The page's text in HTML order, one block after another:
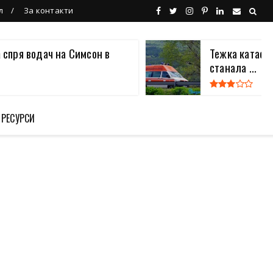
За контакти
водач на Симсон в
Тежка
станала ...